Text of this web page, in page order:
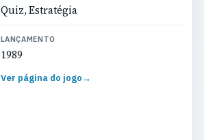
Quiz, Estratégia
LANÇAMENTO
1989
Ver página do jogo→